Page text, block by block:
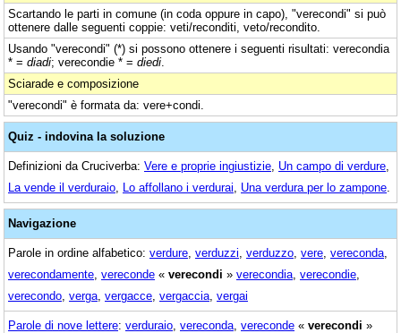
Scartando le parti in comune (in coda oppure in capo), "verecondi" si può
ottenere dalle seguenti coppie: veti/reconditi, veto/recondito.
Usando "verecondi" (*) si possono ottenere i seguenti risultati: verecondia
* = diadi; verecondie * = diedi
Sciarade e composizione
"verecondi" è formata da: vere+condi.
Quiz - indovina la soluzione
Definizioni da Cruciverba: Vere e proprie ingiustizie Un campo di verdure
La vende il verduraio Lo affollano i verdurai Una verdura per lo zampone
Navigazione
Parole in ordine alfabetico: verdure verduzzi verduzzo vere vereconda
verecondamente vereconde « verecondi » verecondia verecondie
verecondo verga vergacce vergaccia vergai
Parole di nove lettere: verduraio vereconda vereconde « verecondi »